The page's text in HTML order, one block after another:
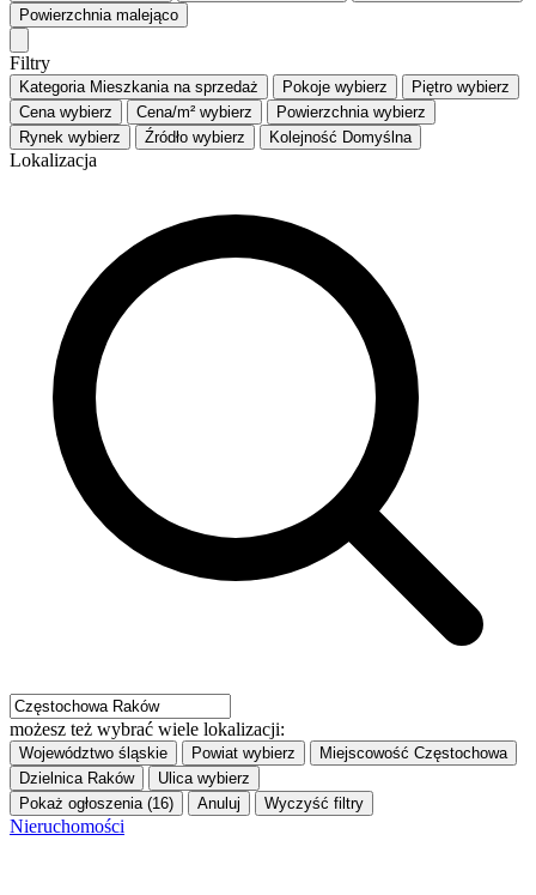
Powierzchnia malejąco
Filtry
Kategoria Mieszkania na sprzedaż Pokoje wybierz Piętro wybierz
Cena wybierz Cena/m² wybierz Powierzchnia wybierz
Rynek wybierz Źródło wybierz Kolejność Domyślna
Lokalizacja
możesz też wybrać wiele lokalizacji:
Województwo śląskie Powiat wybierz Miejscowość Częstochowa
Dzielnica Raków Ulica wybierz
Pokaż ogłoszenia (16)
Anuluj Wyczyść filtry
Nieruchomości